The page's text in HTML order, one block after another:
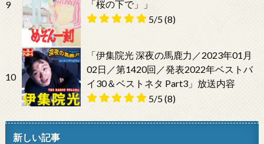
9
「桜の下で」」
5/5(8)
10
「伊集院光 深夜の馬鹿力／2023年01月
02日／第1420回／発表2022年ベストバ
イ30＆ベストネタ Part3」放送内容
5/5(8)
新しい記事